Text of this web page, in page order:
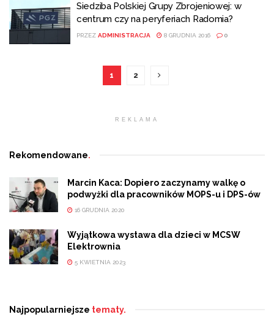
Siedziba Polskiej Grupy Zbrojeniowej: w
centrum czy na peryferiach Radomia?
PRZEZ ADMINISTRACJA 8 GRUDNIA 2016 0
1 2
REKLAMA
Rekomendowane.
Marcin Kaca: Dopiero zaczynamy walkę o
podwyżki dla pracowników MOPS-u i DPS-ów
16 GRUDNIA 2020
Wyjątkowa wystawa dla dzieci w MCSW
Elektrownia
5 KWIETNIA 2023
Najpopularniejsze tematy.